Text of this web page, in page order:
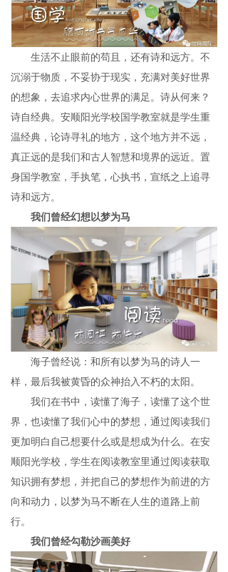
生活不止眼前的苟且，还有诗和远方。不
沉溺于物质，不妥协于现实，充满对美好世界
的想象，去追求内心世界的满足。诗从何来？
诗自经典。安顺阳光学校国学教室就是学生重
温经典，论诗寻礼的地方，这个地方并不远，
真正远的是我们和古人智慧和境界的远近。置
身国学教室，手执笔，心执书，宣纸之上追寻
诗和远方。
我们曾经幻想以梦为马
海子曾经说：和所有以梦为马的诗人一
样，最后我被黄昏的众神抬入不朽的太阳。
我们在书中，读懂了海子，读懂了这个世
界，也读懂了我们心中的梦想，通过阅读我们
更加明白自己想要什么或是想成为什么。在安
顺阳光学校，学生在阅读教室里通过阅读获取
知识拥有梦想，并把自己的梦想作为前进的方
向和动力，以梦为马不断在人生的道路上前
行。
我们曾经勾勒沙画美好